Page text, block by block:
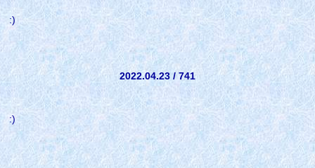
:)
2022.04.23 / 741
:)